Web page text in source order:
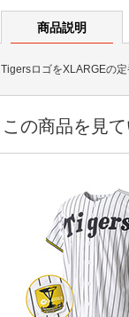
商品説明
TigersロゴをXLARGEの
この商品を見